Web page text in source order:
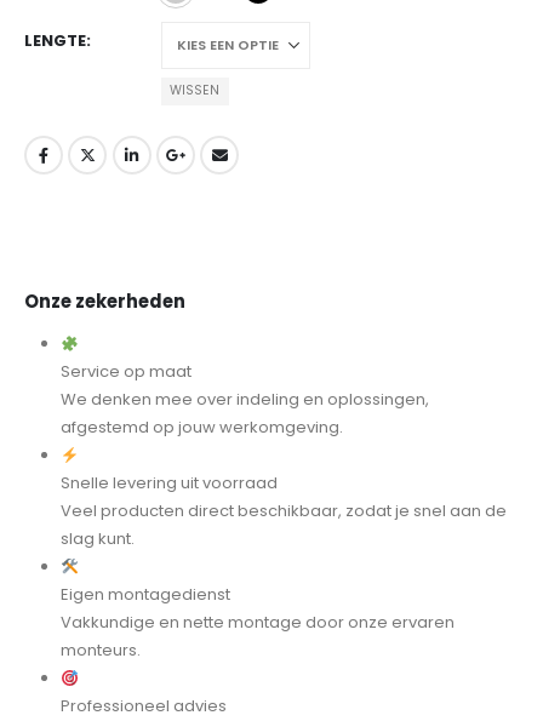
LENGTE
WISSEN
Onze zekerheden
Service op maat
We denken mee over indeling en oplossingen,
afgestemd op jouw werkomgeving.
Snelle levering uit voorraad
Veel producten direct beschikbaar, zodat je snel aan de
slag kunt.
Eigen montagedienst
Vakkundige en nette montage door onze ervaren
monteurs.
Professioneel advies